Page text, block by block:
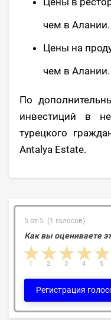
чем в Алании.
Цены на
чем в Алании.
По
инвестиций в
турецкого
Antalya Estate.
5 от 5 (1 голосов)
Как вы оцениваете
4
3
2 stars
1 star 5
4
3
2
1
Регистрация